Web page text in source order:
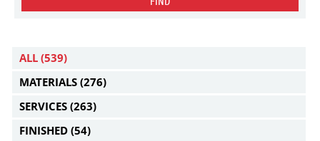
ALL (539)
MATERIALS (276)
SERVICES (263)
FINISHED (54)